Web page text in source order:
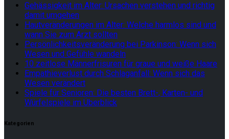
Gehässigkeit im Alter: Ursachen verstehen und richtig
damit umgehen
Hautveränderungen im Alter: Welche harmlos sind und
wann Sie zum Arzt sollten
Persönlichkeitsveränderung bei Parkinson: Wenn sich
Wesen und Gefühle wandeln
10 zeitlose Männerfrisuren für graue und weiße Haare
Empathieverlust durch Schlaganfall: Wenn sich das
Wesen verändert
Spiele für Senioren: Die besten Brett-, Karten- und
Würfelspiele im Überblick
Kategorien